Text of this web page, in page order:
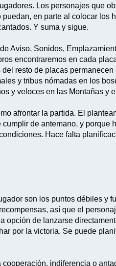
Los personajes que
en parte al colocar los
Y suma y sigue.
Aviso, Sonidos,
encontraremos en cada
resto de placas
y tribus nómadas en los
y veloces en las Montañas y
afrontar la partida. El
de antemano, y porque
Hace falta
son los puntos débiles y
así que el
opción de lanzarse
por la victoria. Se puede
indiferencia o